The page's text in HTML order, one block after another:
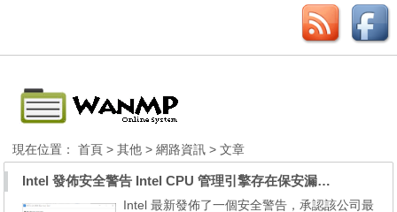
現在位置：首頁 >其他 >網路資訊 > 文章
Intel 發佈安全警告 Intel CPU 管理引擎存在保安漏洞 (Intel-SA-00086)
Intel 最新發佈了一個安全警告，承認該公司最